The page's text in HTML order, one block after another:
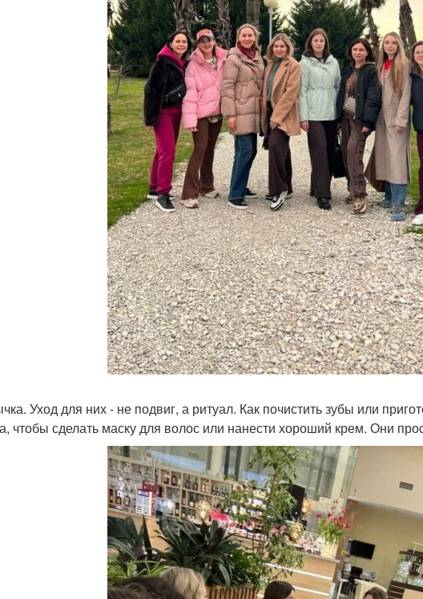
Уход для них - не подвиг, а ритуал. Как почистить зубы или
чтобы сделать маску для волос или нанести хороший крем. Они